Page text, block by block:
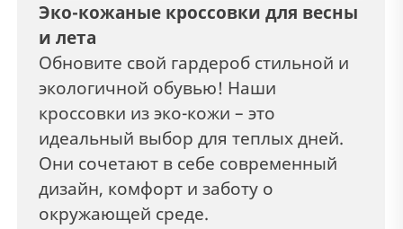
Эко-кожаные кроссовки для весны
и лета
Обновите свой гардероб стильной и
экологичной обувью! Наши
кроссовки из эко-кожи – это
идеальный выбор для теплых дней.
Они сочетают в себе современный
дизайн, комфорт и заботу о
окружающей среде.